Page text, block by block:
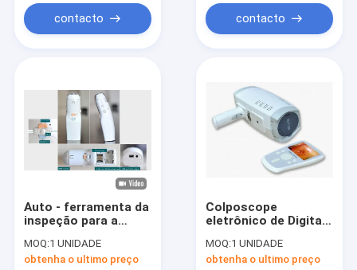
Produtos
Sobre nós
Excursão da fábrica
contacto contacto
Auto - ferramenta da
inspeção para a
aplicável e o hospital
do Colposcope
MOQ:1 UNIDADE
obtenha o ultimo preço
Colposcope
eletrônico de Digitas
definição 800000 da
lente com o
MOQ:1 UNIDADE
obtenha o ultimo preço